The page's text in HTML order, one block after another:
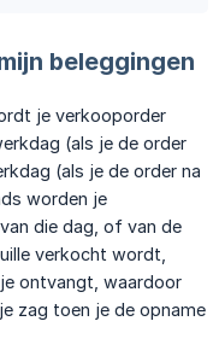
beleggingen
je verkooporder
(als je de order
(als je de order na
worden je
die dag, of van de
verkocht wordt,
ontvangt, waardoor
zag toen je de opname